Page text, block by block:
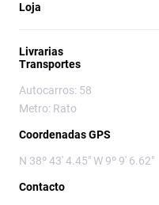
Loja
Livrarias
Transportes
Autocarros: 58
Metro: Rato
Coordenadas GPS
N 38º 43' 4.45" W 9º 9' 6.62"
Contacto